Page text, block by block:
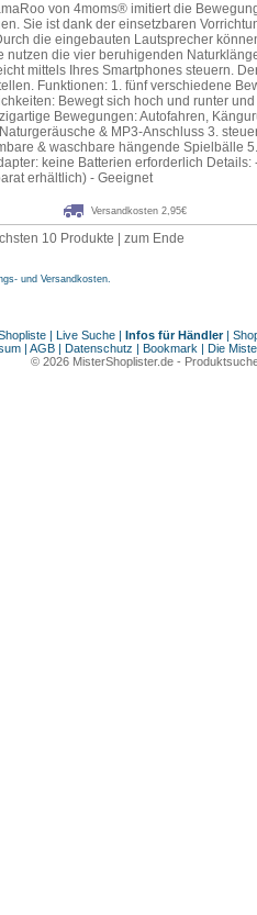
von 4moms® imitiert die
Sie ist dank der einsetzbaren
die eingebauten Lautsprecher
nutzen die vier beruhigenden
mittels Ihres Smartphones steuern.
Funktionen: 1. fünf verschiedene
Bewegt sich hoch und runter
Bewegungen: Autofahren,
& MP3-Anschluss 3.
& waschbare hängende Spielbälle
keine Batterien erforderlich Details:
erhältlich) - Geeignet
Versandkosten 2,95€
10 Produkte zum Ende
und Versandkosten.
| Live Suche| Infos für Händler|
| AGB | Datenschutz | Bookmark | Die
© 2026 MisterShoplister.de-